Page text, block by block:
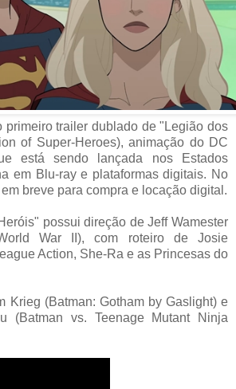
primeiro trailer dublado de "Legião dos
of Super-Heroes), animação do DC
está sendo lançada nos Estados
em Blu-ray e plataformas digitais. No
breve para compra e locação digital.
possui direção de Jeff Wamester
War II), com roteiro de Josie
Action, She-Ra e as Princesas do
Krieg (Batman: Gotham by Gaslight) e
(Batman vs. Teenage Mutant Ninja